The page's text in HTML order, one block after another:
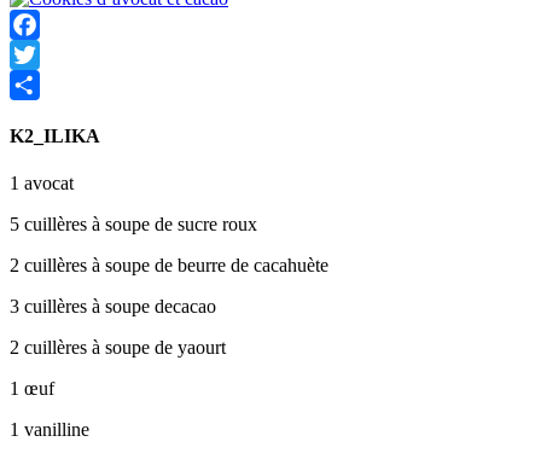
Facebook
Twitter
K2_ILIKA
1 avocat
5 cuillères à soupe de sucre roux
2 cuillères à soupe de beurre de cacahuète
3 cuillères à soupe decacao
2 cuillères à soupe de yaourt
1 œuf
1 vanilline